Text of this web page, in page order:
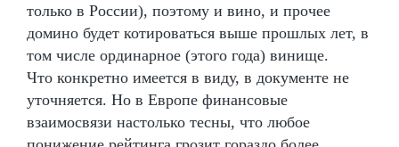
только в России), поэтому и вино, и прочее
домино будет котироваться выше прошлых лет, в
том числе ординарное (этого года) винище.
Что конкретно имеется в виду, в документе не
уточняется. Но в Европе финансовые
взаимосвязи настолько тесны, что любое